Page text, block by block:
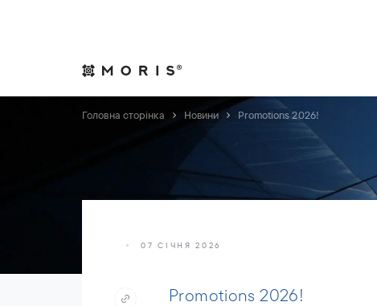
Головна сторінка Новини Promotions 2026!
07 СІЧНЯ 2026
Promotions 2026!